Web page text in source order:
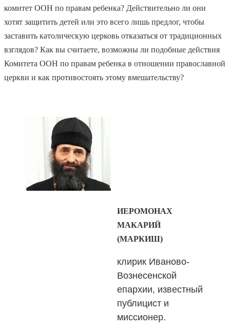
комитет ООН по правам ребенка? Действительно ли они
хотят защитить детей или это всего лишь предлог, чтобы
заставить католическую церковь отказаться от традиционных
взглядов? Как вы считаете, возможны ли подобные действия
Комитета ООН по правам ребенка в отношении православной
церкви и как противостоять этому вмешательству?
ИЕРОМОНАХ
МАКАРИЙ
(МАРКИШ)
клирик Иваново-
Вознесенской
епархии, известный
публицист и
миссионер.